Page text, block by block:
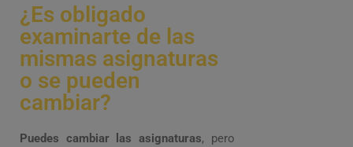
¿Es obligado
examinarte de las
mismas asignaturas
o se pueden
cambiar?
Puedes cambiar las asignaturas, pero